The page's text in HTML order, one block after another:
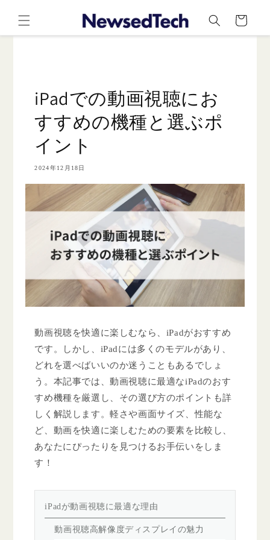
ンツに
進む
ー
ト
iPadでの動画視聴にお
すすめの機種と選ぶポ
イント
2024年12月18日
動画視聴を快適に楽しむなら、iPadがおすすめ
です。しかし、iPadには多くのモデルがあり、
どれを選べばいいのか迷うこともあるでしょ
う。本記事では、動画視聴に最適なiPadのおす
すめ機種を厳選し、その選び方のポイントも詳
しく解説します。軽さや画面サイズ、性能な
ど、動画を快適に楽しむための要素を比較し、
あなたにぴったりを見つけるお手伝いをしま
す！
iPadが動画視聴に最適な理由
動画視聴高解像度ディスプレイの魅力